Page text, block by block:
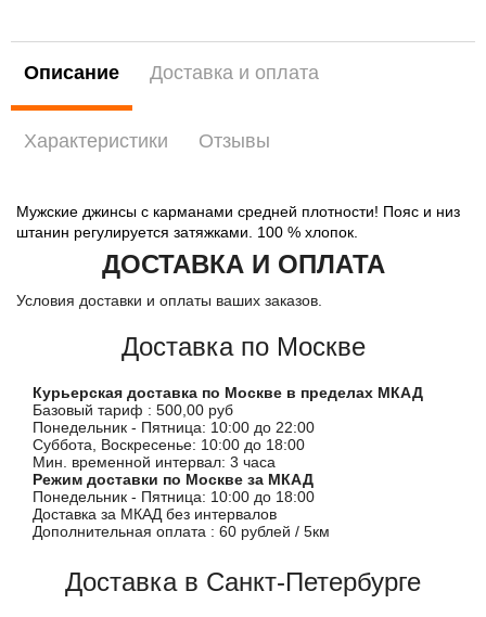
Описание Доставка и оплата
Характеристики Отзывы
Мужские джинсы с карманами средней плотности! Пояс и низ
штанин регулируется затяжками. 100 % хлопок.
ДОСТАВКА И ОПЛАТА
Условия доставки и оплаты ваших заказов.
Доставка по Москве
Курьерская доставка по Москве в пределах МКАД
Базовый тариф : 500,00 руб
Понедельник - Пятница: 10:00 до 22:00
Суббота, Воскресенье: 10:00 до 18:00
Мин. временной интервал: 3 часа
Режим доставки по Москве за МКАД
Понедельник - Пятница: 10:00 до 18:00
Доставка за МКАД без интервалов
Дополнительная оплата : 60 рублей / 5км
Доставка в Санкт-Петербурге